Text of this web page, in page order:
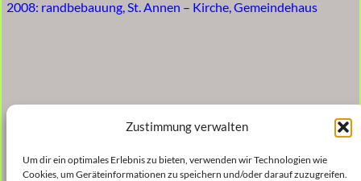
Zustimmung verwalten
Um dir ein optimales Erlebnis zu bieten, verwenden wir Technologien wie
Cookies, um Geräteinformationen zu speichern und/oder darauf zuzugreifen.
2008: randbebauung, St. Annen – Kirche, Gemeindehaus